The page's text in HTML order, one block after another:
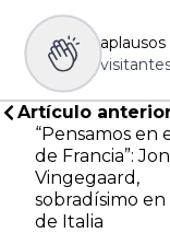
aplausos
Artículo
“Pensamos en
de Francia”:
Vingegaard,
sobradísimo en
de Italia